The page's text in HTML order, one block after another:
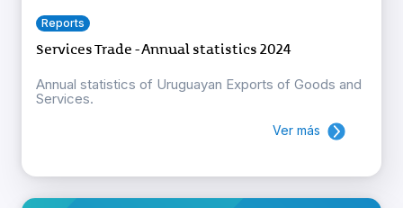
Reports
Services Trade - Annual statistics 2024
Annual statistics of Uruguayan Exports of Goods and
Services.
Ver más